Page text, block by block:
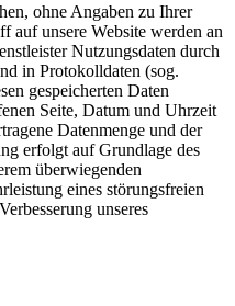
ohne Angaben zu Ihrer
auf unsere Website werden an
Nutzungsdaten durch
in Protokolldaten (sog.
gespeicherten Daten
Seite, Datum und Uhrzeit
Datenmenge und der
erfolgt auf Grundlage des
überwiegenden
eines störungsfreien
unseres